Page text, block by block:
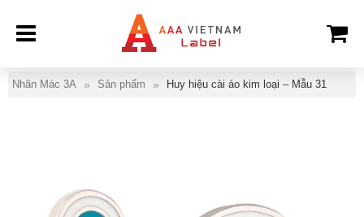
Nhãn Mác 3A Sản phẩm Huy hiệu cài áo kim loại – Mẫu 31